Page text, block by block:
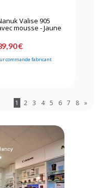
Valise 905
mousse - Jaune
€
commande fabricant
1 2 3 4 5 6 7 8 »